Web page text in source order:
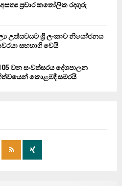
ප්‍රචාර කතෝලික රදගුරු
උත්සවයට ශ්‍රී ලංකාව නියෝජනය
සහභාගි වෙයි
වන සංවත්සරය දේශපාලන
කොළඹදී සමරයි